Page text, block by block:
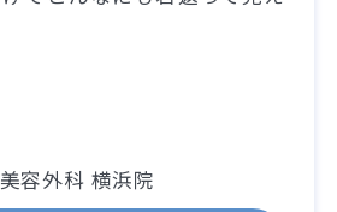
容外科 横浜院